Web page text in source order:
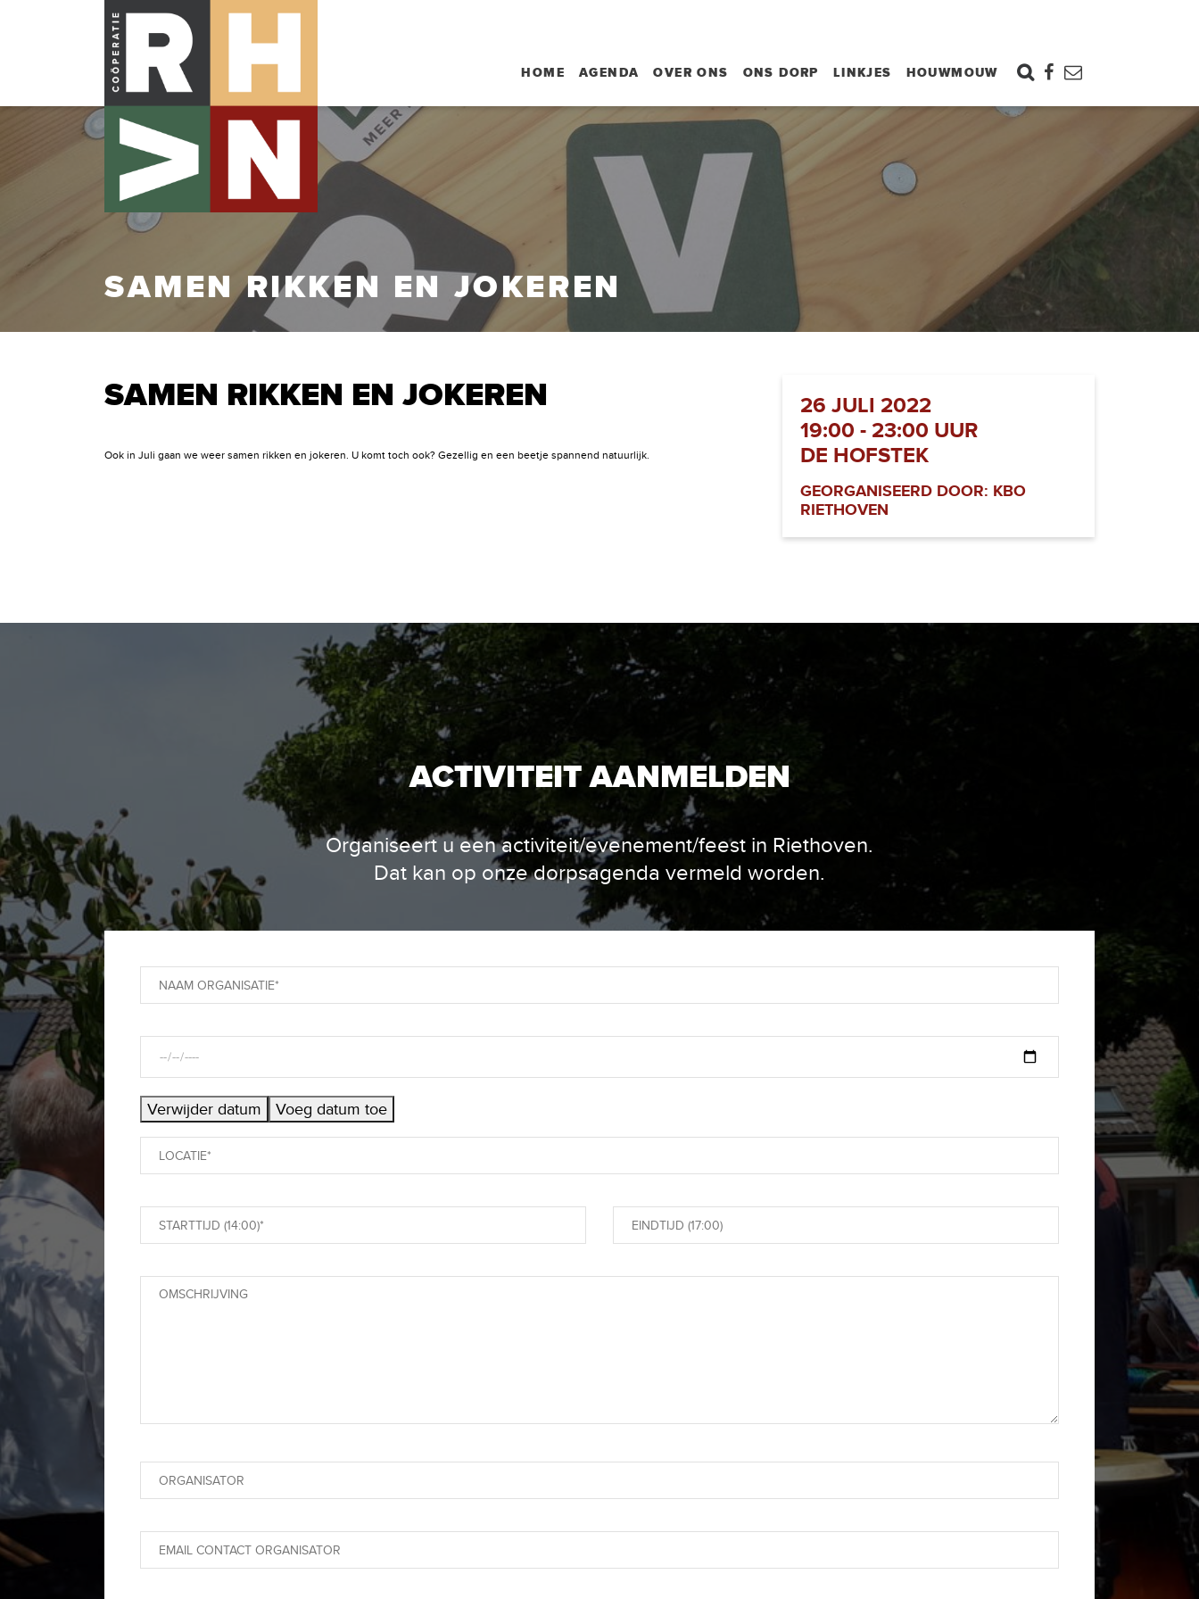
HOME AGENDA OVER ONS ONS DORP LINKJES HOUWMOUW
SAMEN RIKKEN EN JOKEREN
SAMEN RIKKEN EN JOKEREN
Ook in Juli gaan we weer samen rikken en jokeren. U komt toch ook? Gezellig en een beetje spannend natuurlijk.
26 JULI 2022
19:00 - 23:00 UUR
DE HOFSTEK
GEORGANISEERD DOOR: KBO
RIETHOVEN
ACTIVITEIT AANMELDEN
Organiseert u een activiteit/evenement/feest in Riethoven.
Dat kan op onze dorpsagenda vermeld worden.
Verwijder datum Voeg datum toe